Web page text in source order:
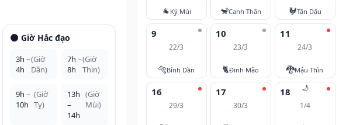
🌑 Giờ Hắc đạo
3h –
4h
(Giờ
Dần)
7h –
8h
(Giờ
Thìn)
9h –
10h
(Giờ
Tỵ)
13h
–
14h
(Giờ
Mùi)
🐐 Kỷ Mùi 🐒Canh Thân 🐓Tân Dậu
9
22/3
🐅Bính Dần
10
23/3
🐈Đinh Mão
11
24/3
🐉Mậu Thìn
16
29/3
17
30/3
🌙
18
1/4